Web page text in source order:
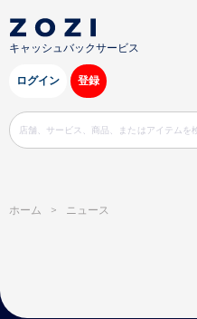
キャッシュバックサービス
ログイン 登録
ホーム > ニュース